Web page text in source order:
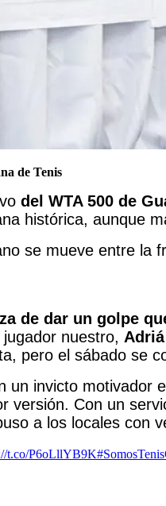
de Tenis
del WTA 500 de
histórica, aunque
se mueve entre la
de dar un golpe
nuestro,
pero el sábado se
un invicto motivador
Con un
a los locales con
t.co/P6oLllYB9K